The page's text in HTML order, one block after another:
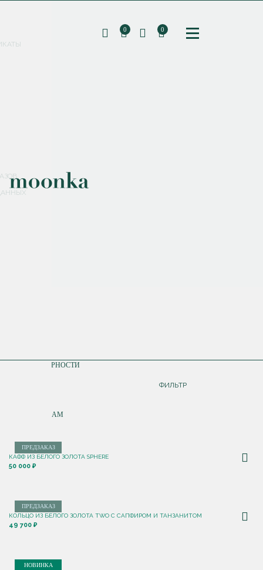
Соглашаюсь с
0 0
ПО ПОПУЛЯРНОСТИ
ПО НОВИНКАМ
ФИЛЬТР
ПРЕДЗАКАЗ
КАФФ ИЗ БЕЛОГО ЗОЛОТА SPHERE
50 000 ₽
ПРЕДЗАКАЗ
КОЛЬЦО ИЗ БЕЛОГО ЗОЛОТА TWO С САПФИРОМ И ТАНЗАНИТОМ
49 700 ₽
НОВИНКА